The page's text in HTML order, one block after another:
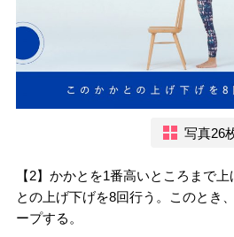
写真26
【2】かかとを1番高いところまで
との上げ下げを8回行う。このとき
ープする。